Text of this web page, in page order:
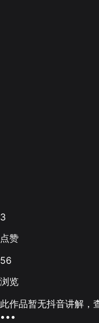
3
点赞
56
浏览
此作品暂无抖音讲解，
•••